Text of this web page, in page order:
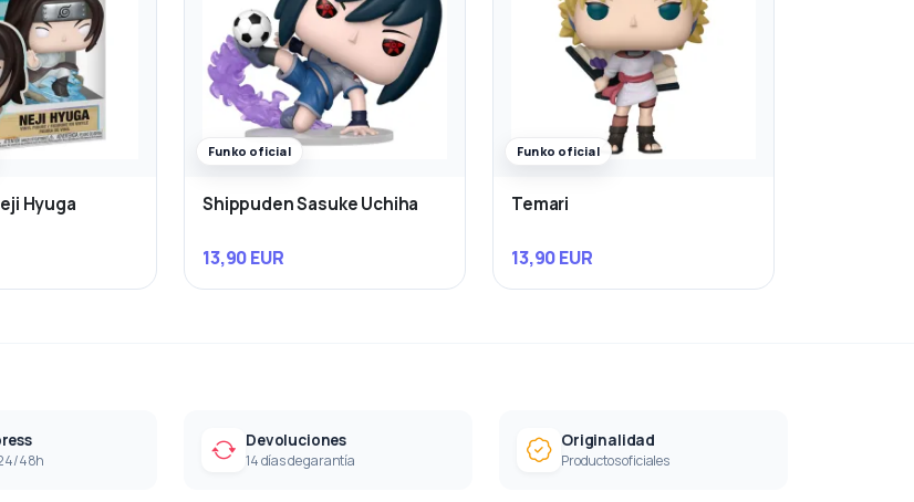
Hyuga
Funko oficial
Shippuden Sasuke Uchiha
13,90 EUR
Funko oficial
Temari
13,90 EUR
48h
Devoluciones
14 días de garantía
Originalidad
Productos oficiales